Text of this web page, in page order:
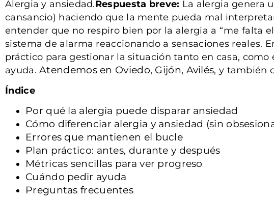
Alergia y ansiedad.Respuesta breve: La alergia genera
cansancio) haciendo que la mente pueda mal
entender que no respiro bien por la alergia a “me falta
sistema de alarma reaccionando a sensaciones reales.
práctico para gestionar la situación tanto en casa,
ayuda.Atendemos en Oviedo, Gijón, Avilés, y también
Índice
Por qué la alergia puede disparar ansiedad
Cómo diferenciar alergia y ansiedad (sin
Errores que mantienen el bucle
Plan práctico: antes, durante y después
Métricas sencillas para ver progreso
Cuándo pedir ayuda
Preguntas frecuentes